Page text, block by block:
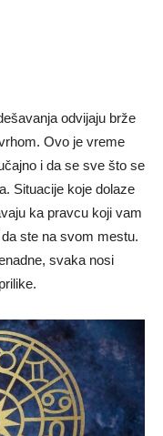
odvijaju brže
Ovo je vreme
i da se sve što se
Situacije koje dolaze
ka pravcu koji vam
ste na svom mestu.
svaka nosi